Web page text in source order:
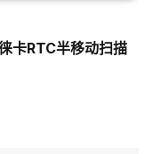
卡RTC半移动扫描